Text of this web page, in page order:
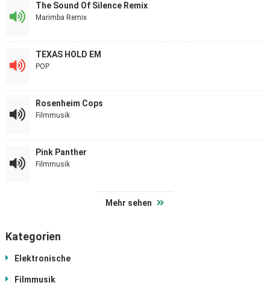
The Sound Of Silence Remix
Marimba Remix
TEXAS HOLD EM
POP
Rosenheim Cops
Filmmusik
Pink Panther
Filmmusik
Mehr sehen
Kategorien
Elektronische
Filmmusik